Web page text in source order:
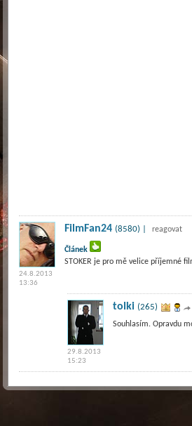
24.8.2013
13:36
FilmFan24 (8580) | reagovat
Článek
STOKER je pro mě velice příjemné
29.8.2013
15:23
tolki (265)
Souhlasím. Opravdu